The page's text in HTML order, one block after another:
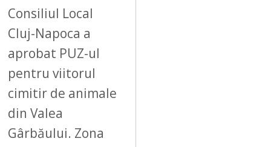
Consiliul Local
Cluj-Napoca a
aprobat PUZ-ul
pentru viitorul
cimitir de animale
din Valea
Gârbăului. Zona